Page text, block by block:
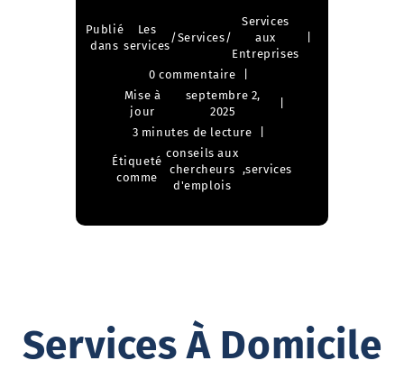
Publié
dans
Les
services
/Services/
Services
aux
Entreprises
0 commentaire
Mise à
jour
septembre 2,
2025
3 minutes de lecture
Étiqueté
comme
conseils aux
chercheurs
d'emplois
,services
Services À Domicile